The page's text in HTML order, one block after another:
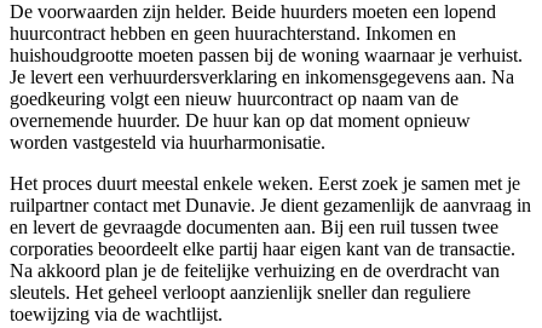
De voorwaarden zijn helder. Beide huurders moeten een lopend
huurcontract hebben en geen huurachterstand. Inkomen en
huishoudgrootte moeten passen bij de woning waarnaar je verhuist.
Je levert een verhuurdersverklaring en inkomensgegevens aan. Na
goedkeuring volgt een nieuw huurcontract op naam van de
overnemende huurder. De huur kan op dat moment opnieuw
worden vastgesteld via huurharmonisatie.
Het proces duurt meestal enkele weken. Eerst zoek je samen met je
ruilpartner contact met Dunavie. Je dient gezamenlijk de aanvraag in
en levert de gevraagde documenten aan. Bij een ruil tussen twee
corporaties beoordeelt elke partij haar eigen kant van de transactie.
Na akkoord plan je de feitelijke verhuizing en de overdracht van
sleutels. Het geheel verloopt aanzienlijk sneller dan reguliere
toewijzing via de wachtlijst.